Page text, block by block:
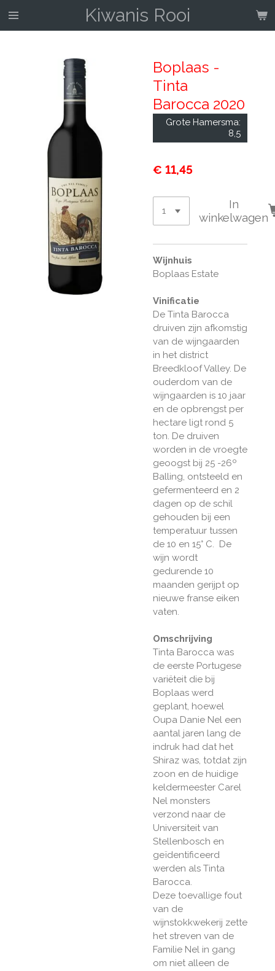
Ga
Kiwanis Rooi
Boplaas -
Tinta
Barocca 2020
Grote Hamersma:
8,5
€ 11,45
In
winkelwagen
Wijnhuis
Boplaas Estate
Vinificatie
De Tinta Barocca
druiven zijn afkomstig
van de wijngaarden
in het district
Breedkloof Valley. De
ouderdom van de
wijngaarden is 10 jaar
en de opbrengst per
hectare ligt rond 5
ton. De druiven
worden in de vroegte
geoogst bij 25 -26º
Balling, ontsteeld en
gefermenteerd en 2
dagen op de schil
gehouden bij een
temperatuur tussen
de 10 en 15° C. De
wijn wordt
gedurende 10
maanden gerijpt op
nieuwe franse eiken
vaten.
Omschrijving
Tinta Barocca was
de eerste Portugese
variëteit die bij
Boplaas werd
geplant, hoewel
Oupa Danie Nel een
aantal jaren lang de
indruk had dat het
Shiraz was, totdat zijn
zoon en de huidige
keldermeester Carel
Nel monsters
verzond naar de
Universiteit van
Stellenbosch en
geïdentificeerd
werden als Tinta
Barocca.
Deze toevallige fout
van de
wijnstokkwekerij zette
het streven van de
Familie Nel in gang
om niet alleen de